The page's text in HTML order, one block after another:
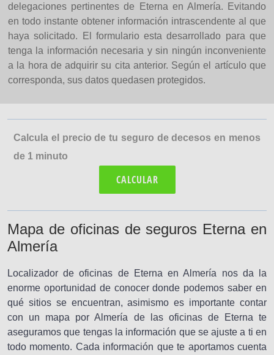
delegaciones pertinentes de Eterna en Almería. Evitando
en todo instante obtener información intrascendente al que
haya solicitado. El formulario esta desarrollado para que
tenga la información necesaria y sin ningún inconveniente
a la hora de adquirir su cita anterior. Según el artículo que
corresponda, sus datos quedasen protegidos.
Calcula el precio de tu seguro de decesos en menos
de 1 minuto
CALCULAR
Mapa de oficinas de seguros Eterna en
Almería
Localizador de oficinas de Eterna en Almería nos da la
enorme oportunidad de conocer donde podemos saber en
qué sitios se encuentran, asimismo es importante contar
con un mapa por Almería de las oficinas de Eterna te
aseguramos que tengas la información que se ajuste a ti en
todo momento. Cada información que te aportamos cuenta